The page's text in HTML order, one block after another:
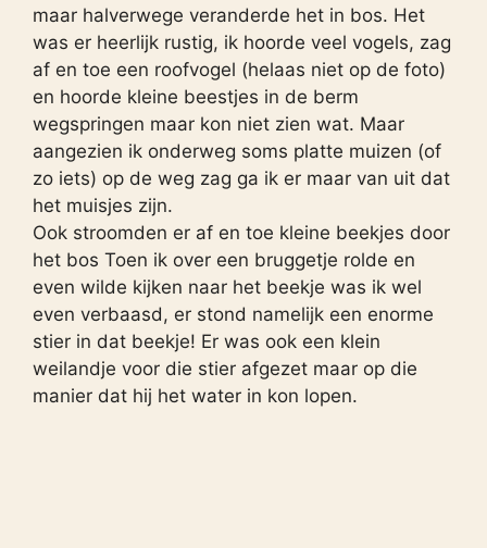
maar halverwege veranderde het in bos. Het
was er heerlijk rustig, ik hoorde veel vogels, zag
af en toe een roofvogel (helaas niet op de foto)
en hoorde kleine beestjes in de berm
wegspringen maar kon niet zien wat. Maar
aangezien ik onderweg soms platte muizen (of
zo iets) op de weg zag ga ik er maar van uit dat
het muisjes zijn.
Ook stroomden er af en toe kleine beekjes door
het bos Toen ik over een bruggetje rolde en
even wilde kijken naar het beekje was ik wel
even verbaasd, er stond namelijk een enorme
stier in dat beekje! Er was ook een klein
weilandje voor die stier afgezet maar op die
manier dat hij het water in kon lopen.